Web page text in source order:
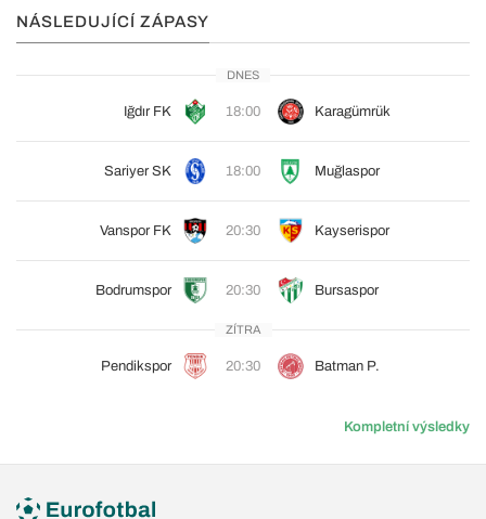
NÁSLEDUJÍCÍ ZÁPASY
DNES
Iğdır FK 18:00 Karagümrük
Sariyer SK 18:00 Muğlaspor
Vanspor FK 20:30 Kayserispor
Bodrumspor 20:30 Bursaspor
ZÍTRA
Pendikspor 20:30 Batman P.
Kompletní výsledky